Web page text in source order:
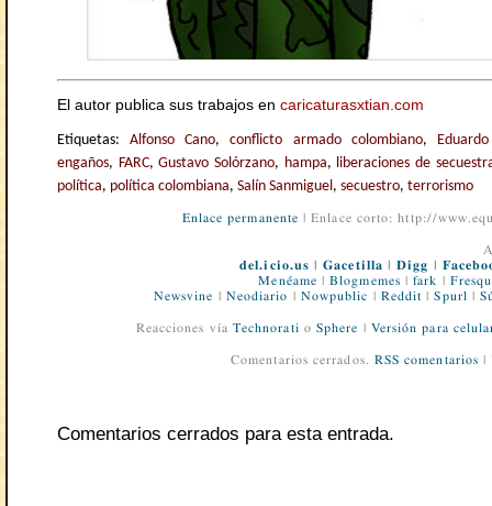
El autor publica sus trabajos en caricaturasxtian.com
Etiquetas:Alfonso Cano,conflicto armado colombiano,
engaños, FARC,Gustavo Solórzano, hampa, liberaciones de
política, política colombiana, Salín Sanmiguel , secuestro, terrorismo
Enlace permanente | Enlace corto: http://
del.icio.us |Gacetilla |Digg |
Menéame |Blogmemes |fark |
Newsvine | Neodiario | Nowpublic | Reddit |Spurl |
Reacciones vía Technorati o Sphere | Versión para
Comentarios cerrados. RSS comentarios |
Comentarios cerrados para esta entrada.